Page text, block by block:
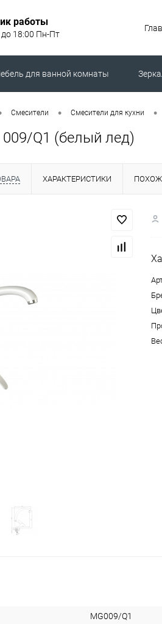
работы
до 18:00 Пн-Пт
для ванной комнаты
над стиральной машиной
Смесители • Смесители для кухни •
Q1 (белый лед)
ХАРАКТЕРИСТИКИ
MG009/Q1